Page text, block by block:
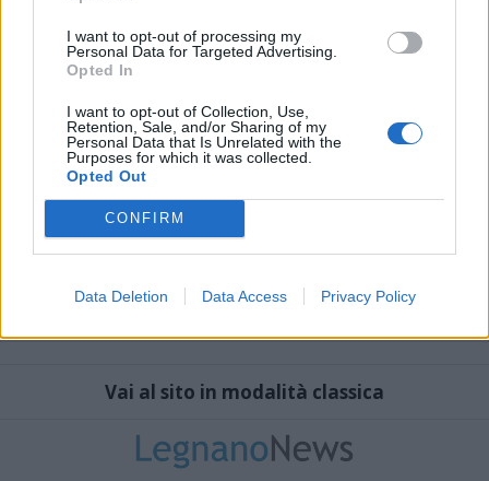
I want to opt-out of processing my
Personal Data for Targeted Advertising.
Opted In
I want to opt-out of Collection, Use,
Retention, Sale, and/or Sharing of my
Personal Data that Is Unrelated with the
Purposes for which it was collected.
Opted Out
CONFIRM
Data Deletion Data Access Privacy Policy
Vai al sito in modalità classica